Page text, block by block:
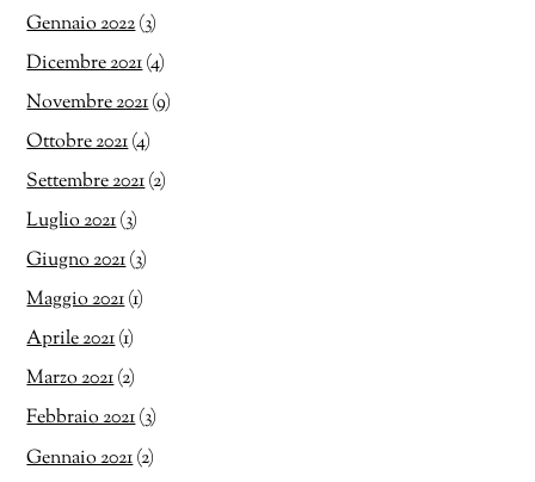
Gennaio 2022(3)
Dicembre 2021(4)
Novembre 2021(9)
Ottobre 2021(4)
Settembre 2021(2)
Luglio 2021(3)
Giugno 2021(3)
Maggio 2021(1)
Aprile 2021(1)
Marzo 2021(2)
Febbraio 2021(3)
Gennaio 2021(2)